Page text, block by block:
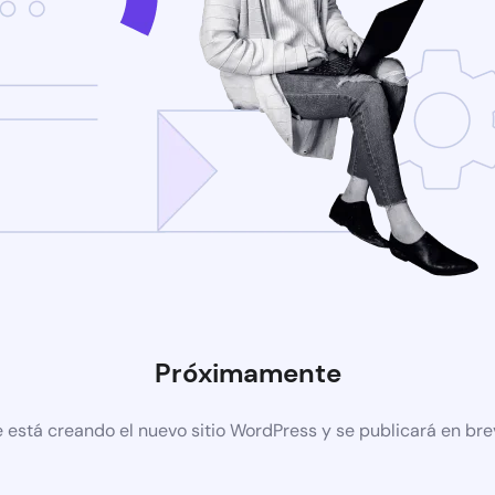
Próximamente
está creando el nuevo sitio WordPress y se publicará en